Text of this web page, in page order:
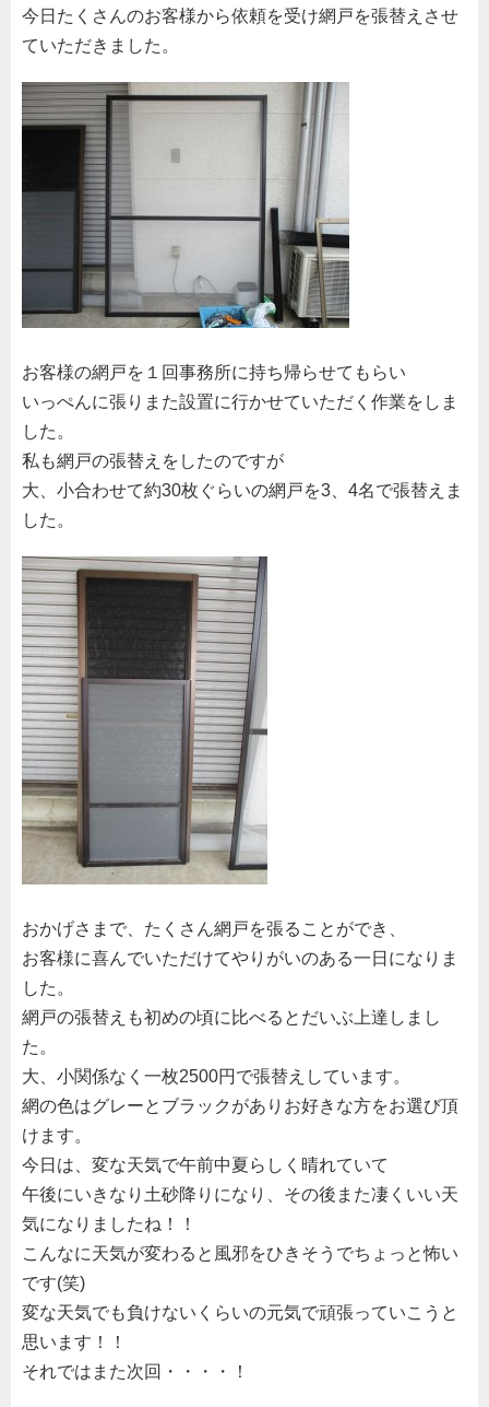
今日たくさんのお客様から依頼を受け網戸を張替えさせ
ていただきました。
お客様の網戸を１回事務所に持ち帰らせてもらい
いっぺんに張りまた設置に行かせていただく作業をしま
した。
私も網戸の張替えをしたのですが
大、小合わせて約30枚ぐらいの網戸を3、4名で張替えま
した。
おかげさまで、たくさん網戸を張ることができ、
お客様に喜んでいただけてやりがいのある一日になりま
した。
網戸の張替えも初めの頃に比べるとだいぶ上達しまし
た。
大、小関係なく一枚2500円で張替えしています。
網の色はグレーとブラックがありお好きな方をお選び頂
けます。
今日は、変な天気で午前中夏らしく晴れていて
午後にいきなり土砂降りになり、その後また凄くいい天
気になりましたね！！
こんなに天気が変わると風邪をひきそうでちょっと怖い
です(笑)
変な天気でも負けないくらいの元気で頑張っていこうと
思います！！
それではまた次回・・・・！